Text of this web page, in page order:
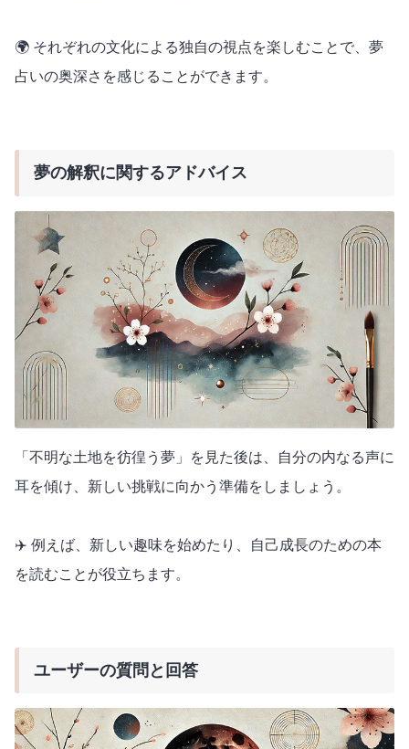
🌍 それぞれの文化による独自の視点を楽しむことで、夢
占いの奥深さを感じることができます。
夢の解釈に関するアドバイス
「不明な土地を彷徨う夢」を見た後は、自分の内なる声に
耳を傾け、新しい挑戦に向かう準備をしましょう。
✈️ 例えば、新しい趣味を始めたり、自己成長のための本
を読むことが役立ちます。
ユーザーの質問と回答